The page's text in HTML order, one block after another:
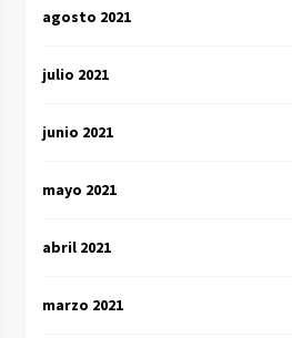
agosto 2021
julio 2021
junio 2021
mayo 2021
abril 2021
marzo 2021